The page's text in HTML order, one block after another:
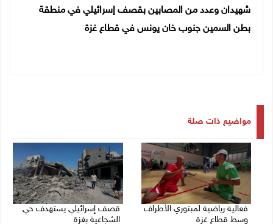
شهيدان وعدد من المصابين بقصف إسرائيلي في منطقة
بطن السمين جنوب خان يونس في قطاع غزة
مواضيع ذات صلة
فعالية رياضية لمبتوري الأطراف
وسط قطاع غزة
قصف إسرائيلي يستهدف حي
الشجاعية بغزة